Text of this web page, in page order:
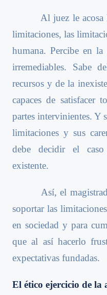
Al juez le acosa la
limitaciones, las
humana. Percibe en la
irremediables. Sabe
recursos y de la
capaces de satisfacer
partes intervinientes. Y
limitaciones y sus
debe decidir el
existente.
Así, el magistrado
soportar las
en sociedad y para
que al así hacerlo
expectativas fundadas.
El ético ejercicio de la